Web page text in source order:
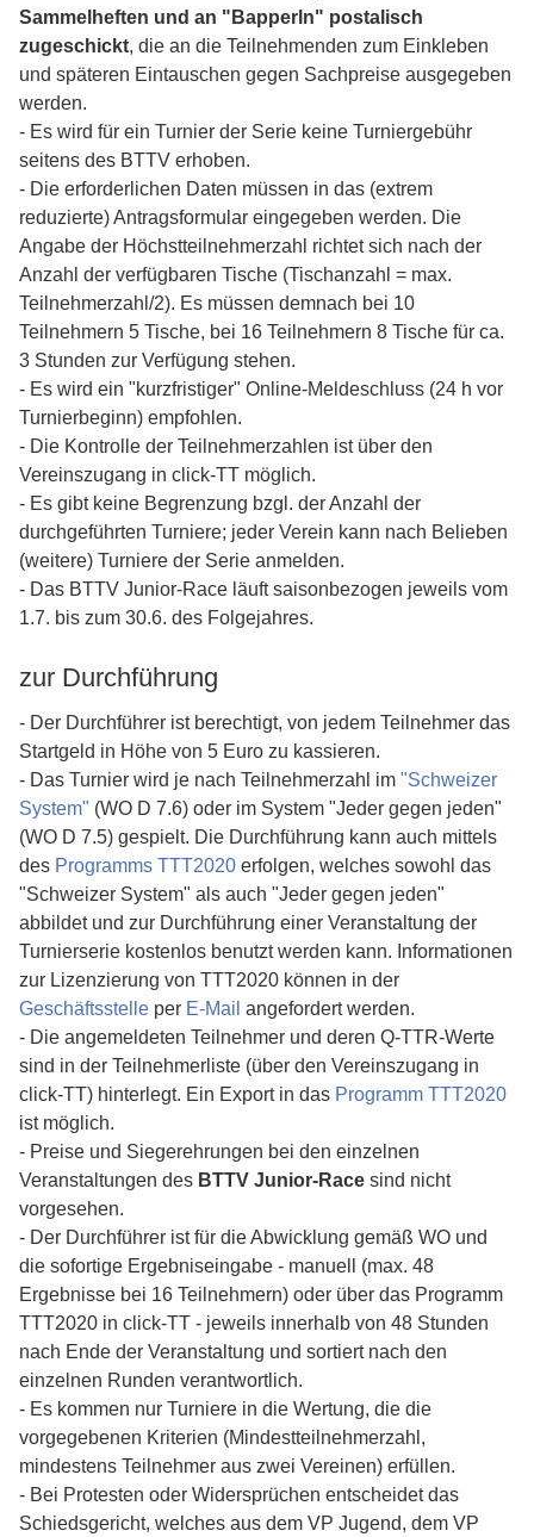
Sammelheften und an "Bapperln" postalisch
zugeschickt, die an die Teilnehmenden zum Einkleben
und späteren Eintauschen gegen Sachpreise ausgegeben
werden.
- Es wird für ein Turnier der Serie keine Turniergebühr
seitens des BTTV erhoben.
- Die erforderlichen Daten müssen in das (extrem
reduzierte) Antragsformular eingegeben werden. Die
Angabe der Höchstteilnehmerzahl richtet sich nach der
Anzahl der verfügbaren Tische (Tischanzahl = max.
Teilnehmerzahl/2). Es müssen demnach bei 10
Teilnehmern 5 Tische, bei 16 Teilnehmern 8 Tische für ca.
3 Stunden zur Verfügung stehen.
- Es wird ein "kurzfristiger" Online-Meldeschluss (24 h vor
Turnierbeginn) empfohlen.
- Die Kontrolle der Teilnehmerzahlen ist über den
Vereinszugang in click-TT möglich.
- Es gibt keine Begrenzung bzgl. der Anzahl der
durchgeführten Turniere; jeder Verein kann nach Belieben
(weitere) Turniere der Serie anmelden.
- Das BTTV Junior-Race läuft saisonbezogen jeweils vom
1.7. bis zum 30.6. des Folgejahres.
zur Durchführung
- Der Durchführer ist berechtigt, von jedem Teilnehmer das
Startgeld in Höhe von 5 Euro zu kassieren.
- Das Turnier wird je nach Teilnehmerzahl im "Schweizer
System" (WO D 7.6) oder im System "Jeder gegen jeden"
(WO D 7.5) gespielt. Die Durchführung kann auch mittels
des Programms TTT2020 erfolgen, welches sowohl das
"Schweizer System" als auch "Jeder gegen jeden"
abbildet und zur Durchführung einer Veranstaltung der
Turnierserie kostenlos benutzt werden kann. Informationen
zur Lizenzierung von TTT2020 können in der
Geschäftsstelle per E-Mail angefordert werden.
- Die angemeldeten Teilnehmer und deren Q-TTR-Werte
sind in der Teilnehmerliste (über den Vereinszugang in
click-TT) hinterlegt. Ein Export in das Programm TTT2020
ist möglich.
- Preise und Siegerehrungen bei den einzelnen
Veranstaltungen des BTTV Junior-Race sind nicht
vorgesehen.
- Der Durchführer ist für die Abwicklung gemäß WO und
die sofortige Ergebniseingabe - manuell (max. 48
Ergebnisse bei 16 Teilnehmern) oder über das Programm
TTT2020 in click-TT - jeweils innerhalb von 48 Stunden
nach Ende der Veranstaltung und sortiert nach den
einzelnen Runden verantwortlich.
- Es kommen nur Turniere in die Wertung, die die
vorgegebenen Kriterien (Mindestteilnehmerzahl,
mindestens Teilnehmer aus zwei Vereinen) erfüllen.
- Bei Protesten oder Widersprüchen entscheidet das
Schiedsgericht, welches aus dem VP Jugend, dem VP